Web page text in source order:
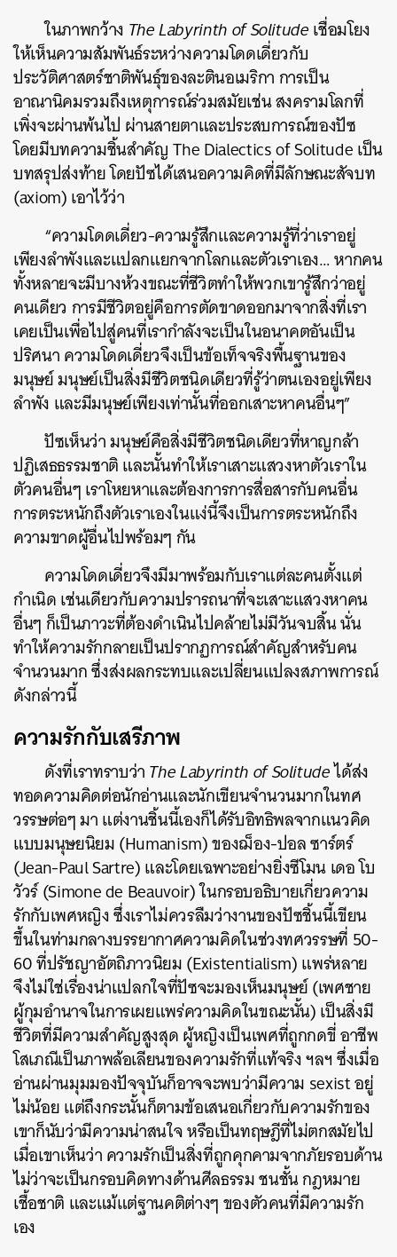
ในภาพกว้าง The Labyrinth of Solitudeเชื่อมโยง
ให้เห็นความสัมพันธ์ระหว่างความโดดเดี่ยวกับ
ประวัติศาสตร์ชาติพันธ์ุของละตินอเมริกาการเป็น
อาณานิคมรวมถึงเหตุการณ์ร่วมสมัยเช่น สงครามโลกที่
เพิ่งจะผ่านพ้นไป ผ่านสายตาและประสบการณ์ของปัซ
โดยมีบทความชิ้นสำคัญ The Dialectics of Solitude เป็น
บทสรุปส่งท้าย โดยปัซได้เสนอความคิดที่มีลักษณะสัจบท
(axiom) เอาไว้ว่า
“ความโดดเดี่ยว-ความรู้สึกและความรู้ที่ว่าเราอยู่
เพียงลำพังและแปลกแยกจากโลกและตัวเราเอง… หากคน
ทั้งหลายจะมีบางห้วงขณะที่ชีวิตทำให้พวกเขารู้สึกว่าอยู่
คนเดียว การมีชีวิตอยู่คือการตัดขาดออกมาจากสิ่งที่เรา
เคยเป็นเพื่อไปสู่คนที่เรากำลังจะเป็นในอนาคตอันเป็น
ปริศนาความโดดเดี่ยวจึงเป็นข้อเท็จจริงพื้นฐานของ
มนุษย์ มนุษย์เป็นสิ่งมีชีวิตชนิดเดียวที่รู้ว่าตนเองอยู่เพียง
ลำพัง และมีมนุษย์เพียงเท่านั้นที่ออกเสาะหาคนอื่นๆ”
ปัซเห็นว่า มนุษย์คือสิ่งมีชีวิตชนิดเดียวที่หาญกล้า
ปฏิเสธธรรมชาติ และนั้นทำให้เราเสาะแสวงหาตัวเราใน
ตัวคนอื่นๆ เราโหยหาและต้องการการสื่อสารกับคนอื่น
การตระหนักถึงตัวเราเองในแง่นี้จึงเป็นการตระหนักถึง
ความขาดผู้อื่นไปพร้อมๆ กัน
ความโดดเดี่ยวจึงมีมาพร้อมกับเราแต่ละคนตั้งแต่
กำเนิด เช่นเดียวกับความปรารถนาที่จะเสาะแสวงหาคน
อื่นๆ ก็เป็นภาวะที่ต้องดำเนินไปคล้ายไม่มีวันจบสิ้น นั่น
ทำให้ความรักกลายเป็นปรากฏการณ์สำคัญสำหรับคน
จำนวนมาก ซึ่งส่งผลกระทบและเปลี่ยนแปลงสภาพการณ์
ดังกล่าวนี้
ความรักกับเสรีภาพ
ดังที่เราทราบว่าThe Labyrinth of Solitudeได้ส่ง
ทอดความคิดต่อนักอ่านและนักเขียนจำนวนมากในทศ
วรรษต่อๆ มา แต่งานชิ้นนี้เองก็ได้รับอิทธิพลจากแนวคิด
แบบมนุษยนิยม (Humanism) ของฌ็อง-ปอล ซาร์ตร์
(Jean-Paul Sartre) และโดยเฉพาะอย่างยิ่งซีโมน เดอ โบ
วัวร์ (Simone de Beauvoir) ในกรอบอธิบายเกี่ยวความ
รักกับเพศหญิง ซึ่งเราไม่ควรลืมว่างานของปัซชิ้นนี้เขียน
ขึ้นในท่ามกลางบรรยากาศความคิดในช่วงทศวรรษที่ 50-
60 ที่ปรัชญาอัตถิภาวนิยม(Existentialism) แพร่หลาย
จึงไม่ใช่เรื่องน่าแปลกใจที่ปัซจะมองเห็นมนุษย์(เพศชาย
ผู้กุมอำนาจในการเผยแพร่ความคิดในขณะนั้น)เป็นสิ่งมี
ชีวิตที่มีความสำคัญสูงสุด ผู้หญิงเป็นเพศที่ถูกกดขี่ อาชีพ
โสเภณีเป็นภาพล้อเลียนของความรักที่แท้จริง ฯลฯ ซึ่งเมื่อ
อ่านผ่านมุมมองปัจจุบันก็อาจจะพบว่ามีความ sexist อยู่
ไม่น้อย แต่ถึงกระนั้นก็ตามข้อเสนอเกี่ยวกับความรักของ
เขาก็นับว่ามีความน่าสนใจ หรือเป็นทฤษฎีที่ไม่ตกสมัยไป
เมื่อเขาเห็นว่า ความรักเป็นสิ่งที่ถูกคุกคามจากภัยรอบด้าน
ไม่ว่าจะเป็นกรอบคิดทางด้านศีลธรรม ชนชั้น กฎหมาย
เชื้อชาติ และแม้แต่ฐานคติต่างๆ ของตัวคนที่มีความรัก
เอง
ค้นหา
SHARE TWEET LINE EMAIL